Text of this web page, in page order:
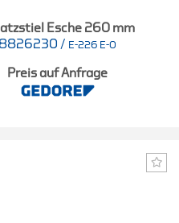
Esche 260 mm
/ E-226 E-0
Preis auf Anfrage